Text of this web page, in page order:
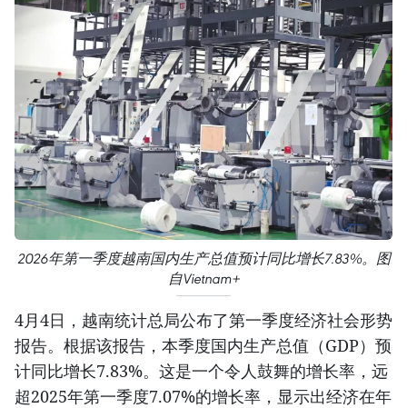
2026年第一季度越南国内生产总值预计同比增长7.83%。图
自Vietnam+
4月4日，越南统计总局公布了第一季度经济社会形势
报告。根据该报告，本季度国内生产总值（GDP）预
计同比增长7.83%。这是一个令人鼓舞的增长率，远
超2025年第一季度7.07%的增长率，显示出经济在年